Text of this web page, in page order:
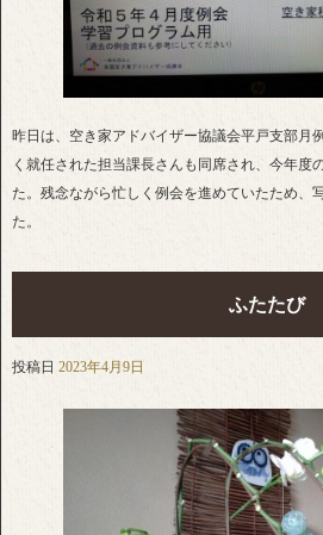
昨日は、空き家アドバイザー協議会平戸支部月
く就任された担当課長さんも同席され、今年度
た。残念ながら忙しく例会を進めていたため、
た。
ふたたび
投稿日 2023年4月9日